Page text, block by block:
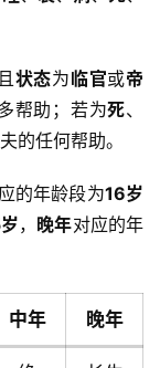
状态为临官或帝
帮助；若为死、
的任何帮助。
的年龄段为16岁
， 晚年对应的年
中年 晚年